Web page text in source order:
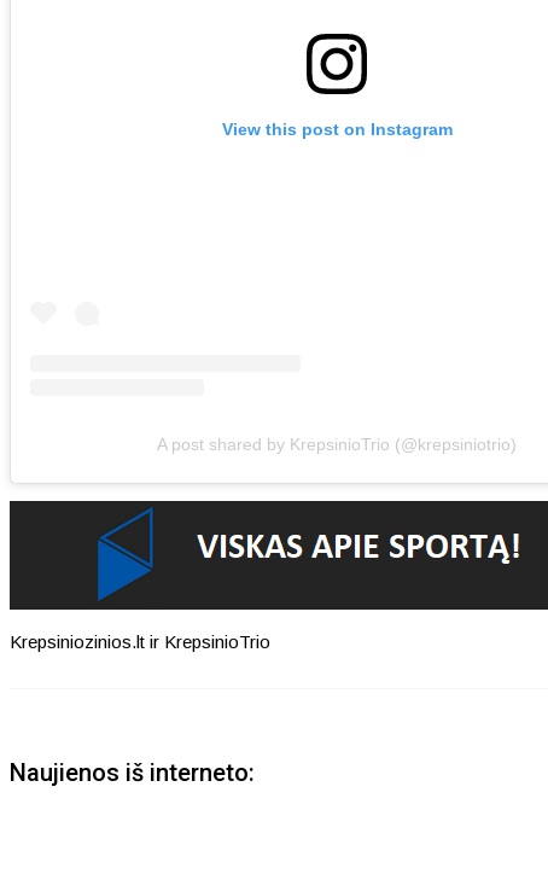
View this post on Instagram
A post shared by KrepsinioTrio (@krepsiniotrio)
Krepsiniozinios.lt ir KrepsinioTrio
Naujienos iš interneto: